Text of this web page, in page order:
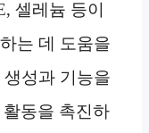
셀레늄 등이
는 데 도움을
성과 기능을
동을 촉진하